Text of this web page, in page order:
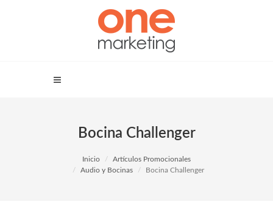
Bocina Challenger
Inicio
Artículos Promocionales
Audio y Bocinas
Bocina Challenger